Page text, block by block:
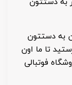
به دستتون
تا ما اون
فوتبالی